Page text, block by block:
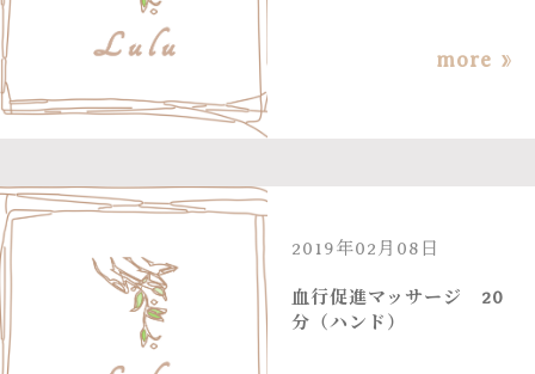
more
2019年02月08日
血行促進マッサージ 20
分（ハンド）